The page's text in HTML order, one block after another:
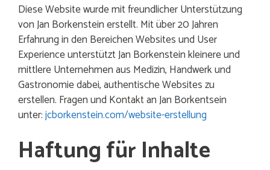
Diese Website wurde mit freundlicher Unterstützung
von Jan Borkenstein erstellt. Mit über 20 Jahren
Erfahrung in den Bereichen Websites und User
Experience unterstützt Jan Borkenstein kleinere und
mittlere Unternehmen aus Medizin, Handwerk und
Gastronomie dabei, authentische Websites zu
erstellen. Fragen und Kontakt an Jan Borkentsein
unter:jcborkenstein.com/website-erstellung
Haftung für Inhalte